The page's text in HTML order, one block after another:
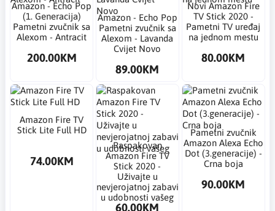
Amazon - Echo Pop
(1. Generacija)
Pametni zvučnik sa
Alexom - Antracit
200.00KM
Amazon - Echo Pop
Pametni zvučnik sa
Alexom - Lavanda
Cvijet Novo
89.00KM
Novi Amazon Fire
TV Stick 2020 -
Pametni TV uređaj
na jednom mestu
80.00KM
Amazon Fire TV
Stick Lite Full HD
74.00KM
Raspakovan
Amazon Fire TV
Stick 2020 -
Uživajte u
nevjerojatnoj zabavi
u udobnosti vašeg
60.00KM
Pametni zvučnik
Amazon Alexa Echo
Dot (3.generacije) -
Crna boja
90.00KM